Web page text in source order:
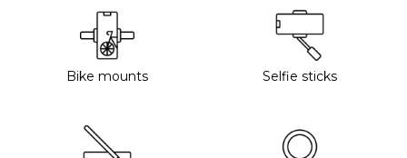
Bike mounts Selfie sticks